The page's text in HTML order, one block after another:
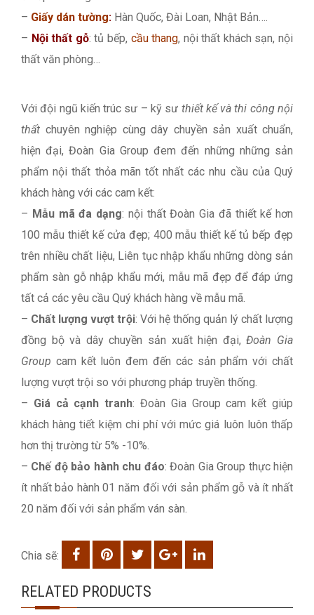
– Giấy dán tường: Hàn Quốc, Đài Loan, Nhật Bản….
– Nội thất gỗ: tủ bếp, cầu thang, nội thất khách sạn, nội
thất văn phòng…
Với đội ngũ kiến trúc sư – kỹ sư thiết kế và thi công nội
thất chuyên nghiệp cùng dây chuyền sản xuất chuẩn,
hiện đại, Đoàn Gia Group đem đến những những sản
phẩm nội thất thỏa mãn tốt nhất các nhu cầu của Quý
khách hàng với các cam kết:
– Mẫu mã đa dạng: nội thất Đoàn Gia đã thiết kế hơn
100 mẫu thiết kế cửa đẹp; 400 mẫu thiết kế tủ bếp đẹp
trên nhiều chất liệu, Liên tục nhập khẩu những dòng sản
phẩm sàn gỗ nhập khẩu mới, mẫu mã đẹp để đáp ứng
tất cả các yêu cầu Quý khách hàng về mẫu mã.
– Chất lượng vượt trội: Với hệ thống quản lý chất lượng
đồng bộ và dây chuyền sản xuất hiện đại,Đoàn Gia
Group cam kết luôn đem đến các sản phẩm với chất
lượng vượt trội so với phương pháp truyền thống.
– Giá cả cạnh tranh: Đoàn Gia Group cam kết giúp
khách hàng tiết kiệm chi phí với mức giá luôn luôn thấp
hơn thị trường từ 5% -10%.
– Chế độ bảo hành chu đáo: Đoàn Gia Group thực hiện
ít nhất bảo hành 01 năm đối với sản phẩm gỗ và ít nhất
20 năm đối với sản phẩm ván sàn.
Chia sẽ:
RELATED PRODUCTS